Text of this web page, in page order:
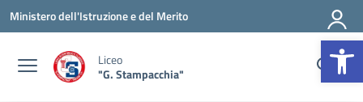
Vai ai contenuti
Vai al menu di navigazione
Vai al footer
Ministero dell'Istruzione e del Merito
Liceo
"G. Stampacchia"